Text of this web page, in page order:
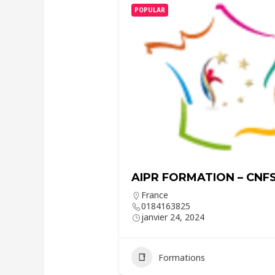
POPULAR
AIPR FORMATION –
France
0184163825
janvier 24, 2024
Formations